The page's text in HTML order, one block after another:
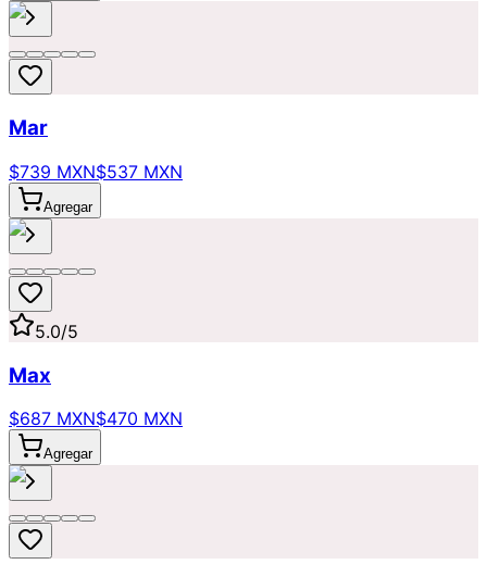
Mar
$739 MXN$537 MXN
Agregar
5.0/5
Max
$687 MXN$470 MXN
Agregar